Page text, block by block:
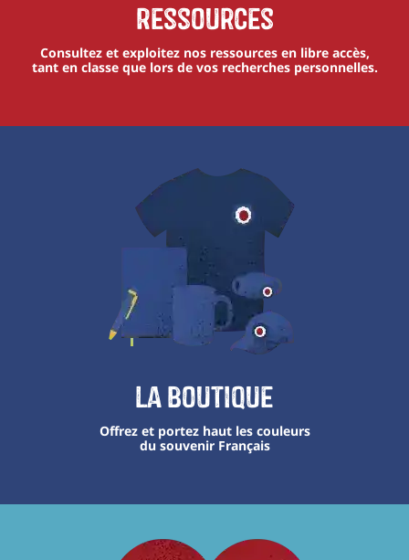
Ressources
Consultez et exploitez nos ressources en libre accès,
tant en classe que lors de vos recherches personnelles.
La boutique
Offrez et portez haut les couleurs
du souvenir Français